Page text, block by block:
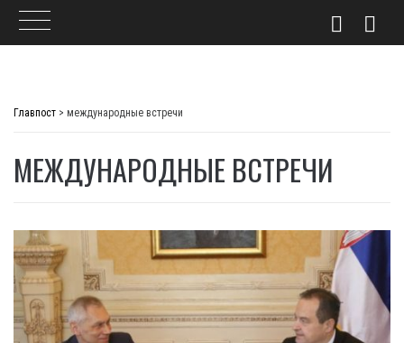
Главпост > международные встречи
МЕЖДУНАРОДНЫЕ ВСТРЕЧИ